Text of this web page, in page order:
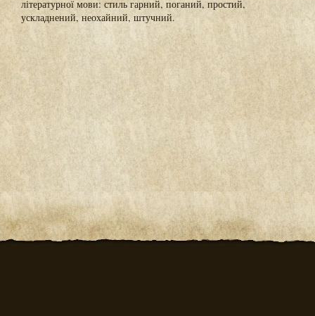
літературної мови: стиль гарний, поганий, простий,
ускладнений, неохайний, штучний.